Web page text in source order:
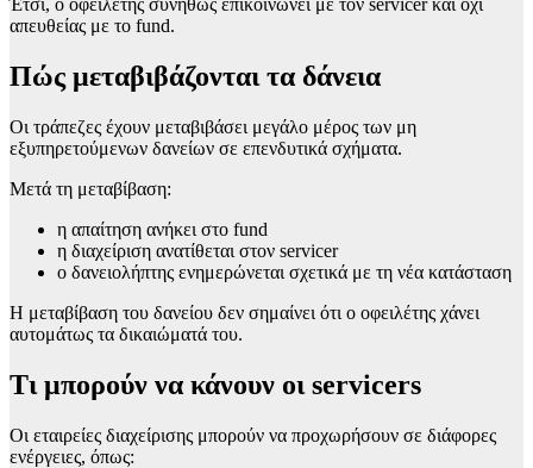
Έτσι, ο οφειλέτης συνήθως επικοινωνεί με τον servicer και όχι
απευθείας με το fund.
Πώς μεταβιβάζονται τα δάνεια
Οι τράπεζες έχουν μεταβιβάσει μεγάλο μέρος των μη
εξυπηρετούμενων δανείων σε επενδυτικά σχήματα.
Μετά τη μεταβίβαση:
η απαίτηση ανήκει στο fund
η διαχείριση ανατίθεται στον servicer
ο δανειολήπτης ενημερώνεται σχετικά με τη νέα κατάσταση
Η μεταβίβαση του δανείου δεν σημαίνει ότι ο οφειλέτης χάνει
αυτομάτως τα δικαιώματά του.
Τι μπορούν να κάνουν οι servicers
Οι εταιρείες διαχείρισης μπορούν να προχωρήσουν σε διάφορες
ενέργειες, όπως: